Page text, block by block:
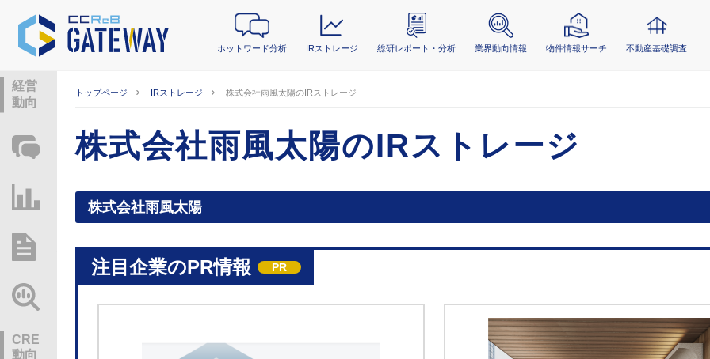
ホットワード分析 IRストレージ 総研レポート・分析 業界動向情報 物件情報サーチ 不動産基礎調査
経営
動向
ホットワード分析
IRストレージ
総研レポート・分析
CRE
動向
トップページ IRストレージ 株式会社雨風太陽のIRストレージ
株式会社雨風太陽のIRストレージ
株式会社雨風太陽
注目企業のPR情報 PR